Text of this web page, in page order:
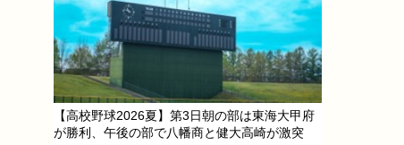
【高校野球2026夏】第3日朝の部は東海大甲府
が勝利、午後の部で八幡商と健大高崎が激突